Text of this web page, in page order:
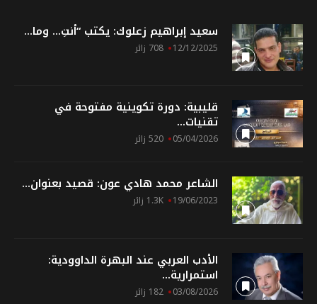
سعيد إبراهيم زعلوك: يكتب “أنتِ… وما...
12/12/2025 708 زائر
قليبية: دورة تكوينية مفتوحة في
تقنيات...
05/04/2026 520 زائر
الشاعر محمد هادي عون: قصيد بعنوان...
19/06/2023 1.3K زائر
الأدب العربي عند البهرة الداوودية:
استمرارية...
03/08/2026 182 زائر